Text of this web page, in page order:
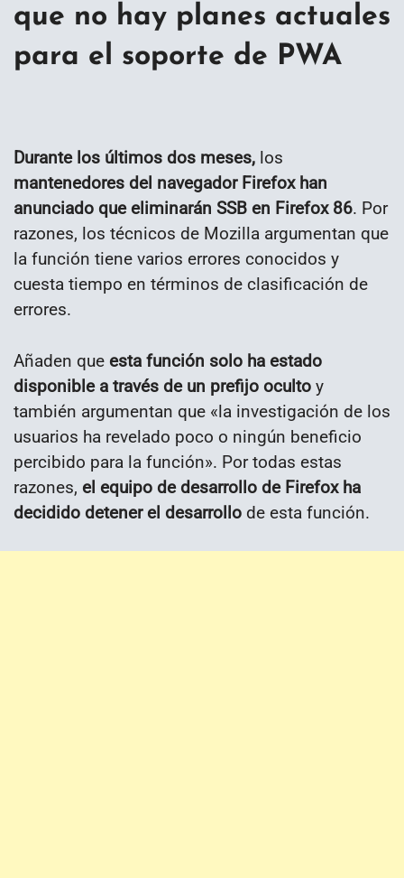
que no hay planes actuales
para el soporte de PWA
Durante los últimos dos meses, los
mantenedores del navegador Firefox han
anunciado que eliminarán SSB en Firefox 86. Por
razones, los técnicos de Mozilla argumentan que
la función tiene varios errores conocidos y
cuesta tiempo en términos de clasificación de
errores.
Añaden que esta función solo ha estado
disponible a través de un prefijo oculto y
también argumentan que «la investigación de los
usuarios ha revelado poco o ningún beneficio
percibido para la función». Por todas estas
razones, el equipo de desarrollo de Firefox ha
decidido detener el desarrollo de esta función.